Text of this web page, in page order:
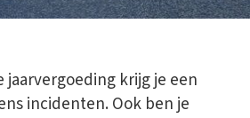
jaarvergoeding krijg je een
incidenten. Ook ben je